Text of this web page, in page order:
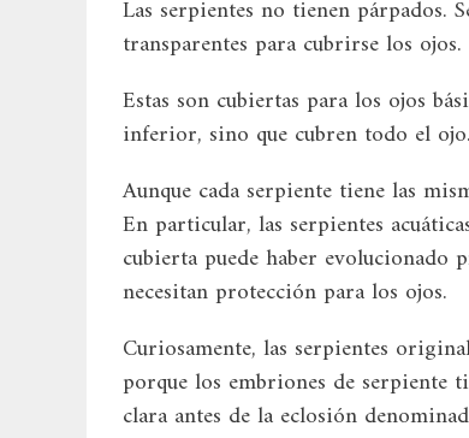
Las serpientes no tienen párpados.
transparentes para cubrirse los ojos.
Estas son cubiertas para los ojos
inferior, sino que cubren todo el ojo.
Aunque cada serpiente tiene las
En particular, las serpientes
cubierta puede haber evolucionado
necesitan protección para los ojos.
Curiosamente, las serpientes
porque los embriones de serpiente
clara antes de la eclosión